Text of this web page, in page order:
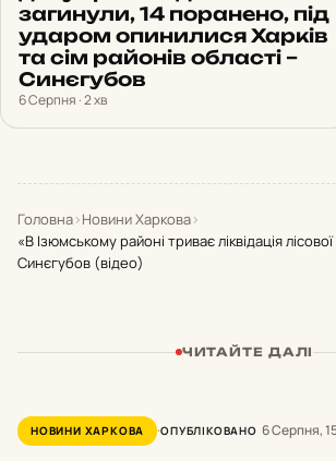
загинули, 14 поранено, під
ударом опинилися Харків
та сім районів області –
Синєгубов
6 Серпня · 2 хв
Головна›Новини Харкова›
«В Ізюмському районі триває ліквідація
Синєгубов (відео)
ЧИТАЙТЕ ДАЛІ
НОВИНИ ХАРКОВА ОПУБЛІКОВАНО 6 Серпня,